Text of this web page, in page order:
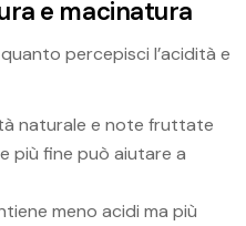
e macinatura
percepisci l’acidità e
naturale e note fruttate
più fine può aiutare a
meno acidi ma più